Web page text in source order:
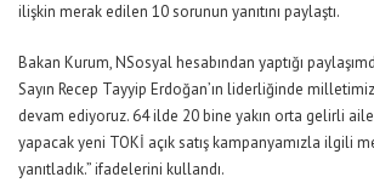
ilişkin merak edilen 10 sorunun yanıtını paylaştı.
Bakan Kurum, NSosyal hesabından yaptığı
Sayın Recep Tayyip Erdoğan’ın liderliğinde
devam ediyoruz. 64 ilde 20 bine yakın orta gelirli
yapacak yeni TOKİ açık satış kampanyamızla ilgili
yanıtladık.” ifadelerini kullandı.